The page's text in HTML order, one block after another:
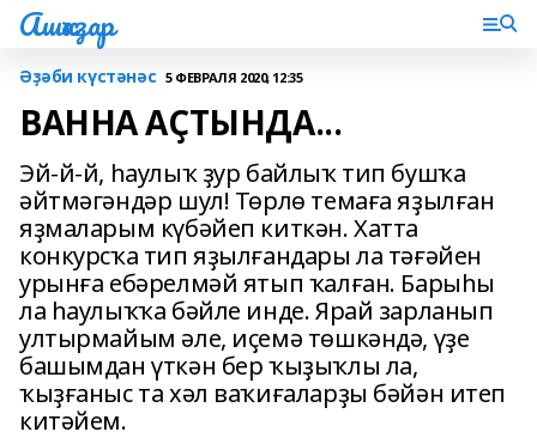
Ашҡаҙар
Әҙәби күстәнәс 5 ФЕВРАЛЯ 2020, 12:35
ВАННА АҪТЫНДА...
Эй-й-й, һаулыҡ ҙур байлыҡ тип бушҡа
әйтмәгәндәр шул! Төрлө темаға яҙылған
яҙмаларым күбәйеп киткән. Хатта
конкурсҡа тип яҙылғандары ла тәғәйен
урынға ебәрелмәй ятып ҡалған. Барыһы
ла һаулыҡҡа бәйле инде. Ярай зарланып
ултырмайым әле, иҫемә төшкәндә, үҙе
башымдан үткән бер ҡыҙыҡлы ла,
ҡыҙғаныс та хәл ваҡиғаларҙы бәйән итеп
китәйем.